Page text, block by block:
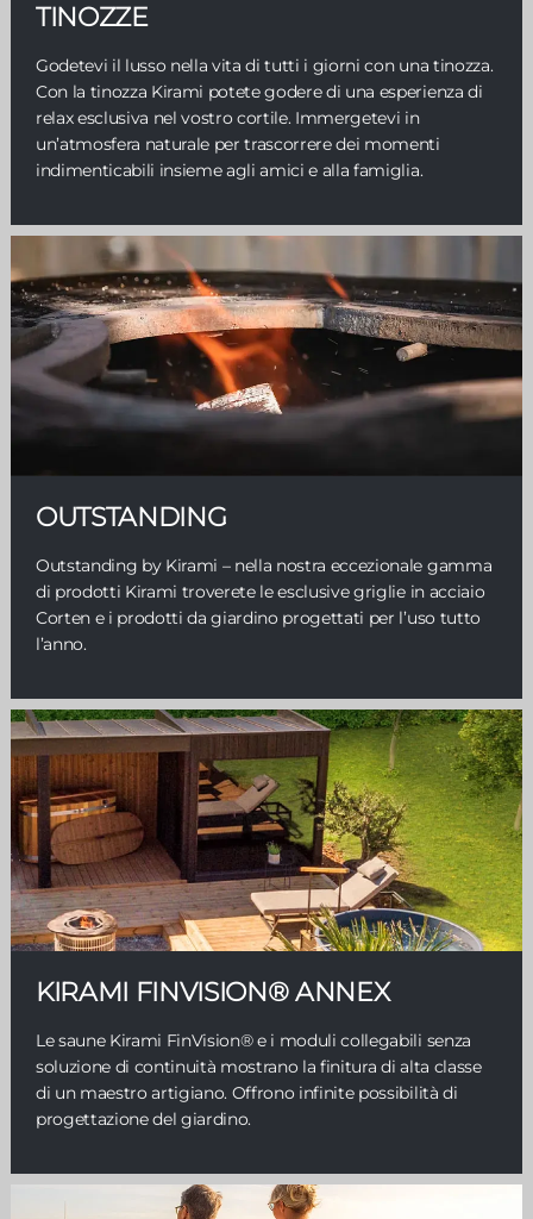
TINOZZE
Godetevi il lusso nella vita di tutti i giorni con una tinozza.
Con la tinozza Kirami potete godere di una esperienza di
relax esclusiva nel vostro cortile. Immergetevi in
un’atmosfera naturale per trascorrere dei momenti
indimenticabili insieme agli amici e alla famiglia.
OUTSTANDING
Outstanding by Kirami – nella nostra eccezionale gamma
di prodotti Kirami troverete le esclusive griglie in acciaio
Corten e i prodotti da giardino progettati per l’uso tutto
l’anno.
KIRAMI FINVISION® ANNEX
Le saune Kirami FinVision® e i moduli collegabili senza
soluzione di continuità mostrano la finitura di alta classe
di un maestro artigiano. Offrono infinite possibilità di
progettazione del giardino.